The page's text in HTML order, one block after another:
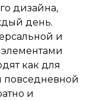
дизайна,
день.
и
как для
повседневной
и